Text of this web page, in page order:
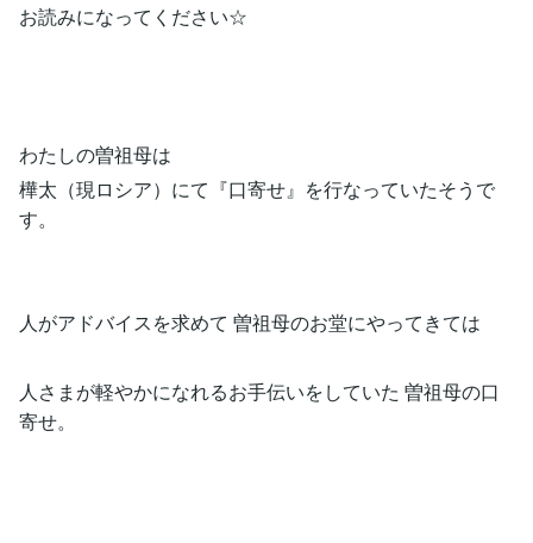
お読みになってください☆
わたしの曽祖母は
樺太（現ロシア）にて『口寄せ』を行なっていたそうで
す。
人がアドバイスを求めて 曽祖母のお堂にやってきては
人さまが軽やかになれるお手伝いをしていた 曽祖母の口
寄せ。